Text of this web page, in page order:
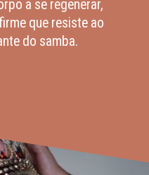
a se regenerar,
que resiste ao
do samba.